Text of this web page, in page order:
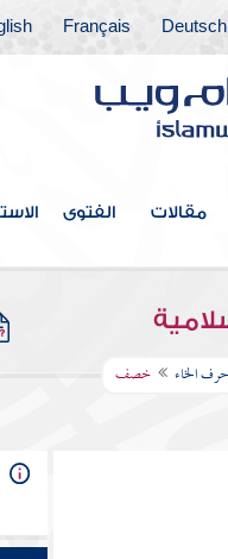
Deutsch
Français
مقالات الفتوى
حرف الخاء خصف